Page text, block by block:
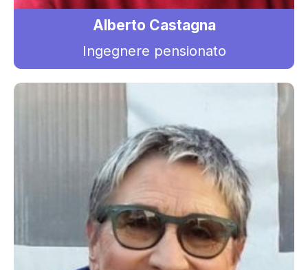
Alberto Castagna
Ingegnere pensionato